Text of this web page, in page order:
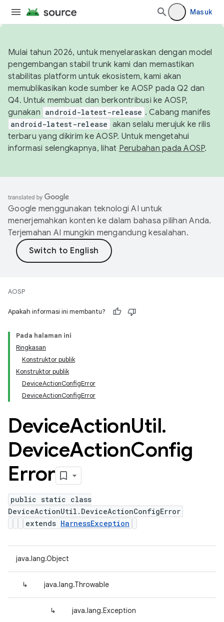
Masuk
Mulai tahun 2026, untuk menyelaraskan dengan model
pengembangan stabil trunk kami dan memastikan
stabilitas platform untuk ekosistem, kami akan
memublikasikan kode sumber ke AOSP pada Q2 dan
Q4. Untuk membuat dan berkontribusi ke AOSP,
gunakan android-latest-release . Cabang manifes
android-latest-release akan selalu merujuk ke rilis
terbaru yang dikirim ke AOSP. Untuk mengetahui
informasi selengkapnya, lihat Perubahan pada AOSP.
Google menggunakan teknologi AI untuk
menerjemahkan konten ke dalam bahasa pilihan Anda.
Terjemahan AI mungkin mengandung kesalahan.
AOSP
Apakah informasi ini membantu?
Pada halaman ini
Ringkasan
Konstruktor publik
Konstruktor publik
DeviceActionConfigError
DeviceActionConfigError
DeviceActionUtil.
DeviceActionConfig
Error
public static class
DeviceActionUtil.DeviceActionConfigError
extends HarnessException
java.lang.Object
↳ java.lang.Throwable
↳ java.lang.Exception